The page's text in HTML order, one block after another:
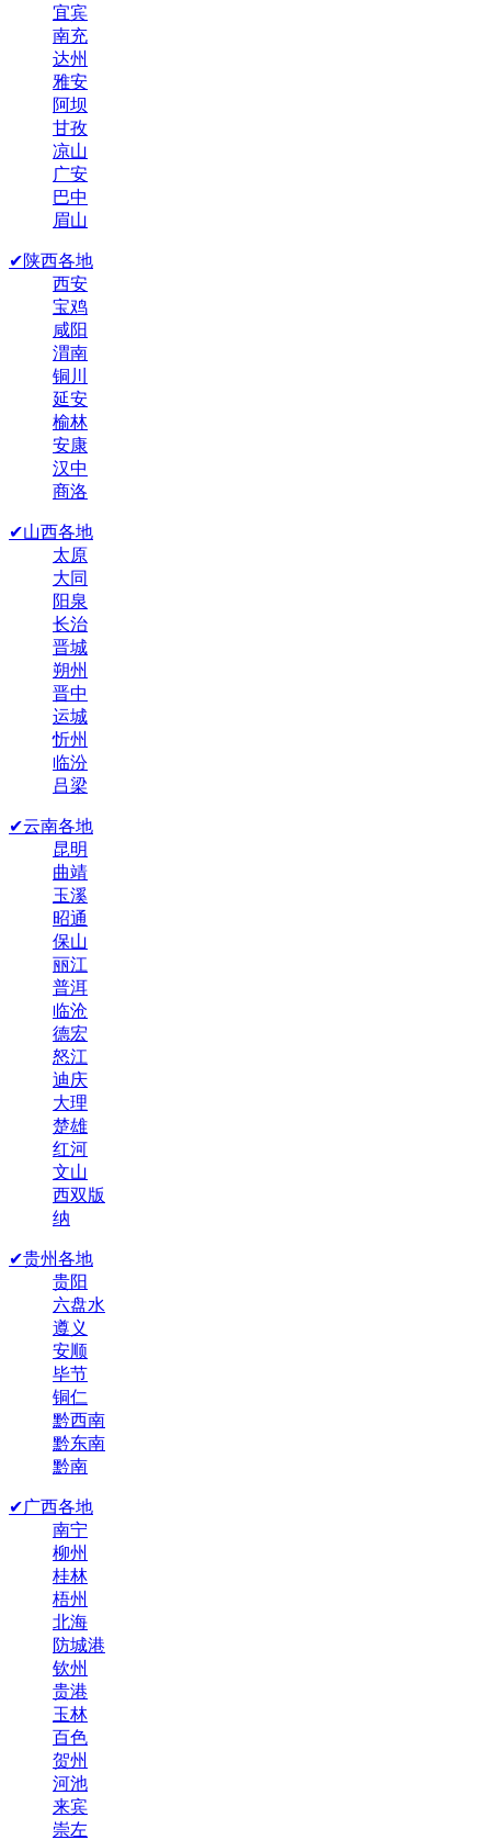
宜宾
南充
达州
雅安
阿坝
甘孜
凉山
广安
巴中
眉山
✔陕西各地
西安
宝鸡
咸阳
渭南
铜川
延安
榆林
安康
汉中
商洛
✔山西各地
太原
大同
阳泉
长治
晋城
朔州
晋中
运城
忻州
临汾
吕梁
✔云南各地
昆明
曲靖
玉溪
昭通
保山
丽江
普洱
临沧
德宏
怒江
迪庆
大理
楚雄
红河
文山
西双版
纳
✔贵州各地
贵阳
六盘水
遵义
安顺
毕节
铜仁
黔西南
黔东南
黔南
✔广西各地
南宁
柳州
桂林
梧州
北海
防城港
钦州
贵港
玉林
百色
贺州
河池
来宾
崇左